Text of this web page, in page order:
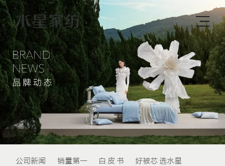
公司新闻 销量第一 白 皮 书 好被芯 选水星